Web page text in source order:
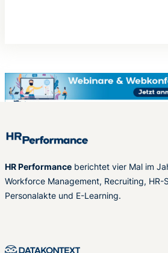
HR Performance berichtet vier Mal im
Workforce Management, Recruiting, HR-
Personalakte und E-Learning.